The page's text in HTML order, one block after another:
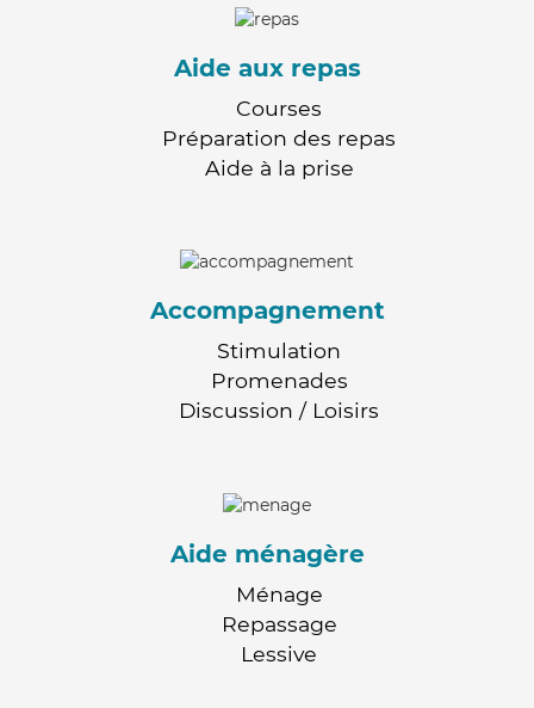
Aide aux repas
Courses
Préparation des repas
Aide à la prise
Accompagnement
Stimulation
Promenades
Discussion / Loisirs
Aide ménagère
Ménage
Repassage
Lessive